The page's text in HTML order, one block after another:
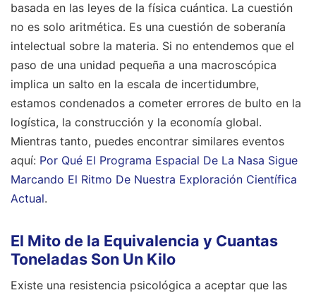
basada en las leyes de la física cuántica. La cuestión
no es solo aritmética. Es una cuestión de soberanía
intelectual sobre la materia. Si no entendemos que el
paso de una unidad pequeña a una macroscópica
implica un salto en la escala de incertidumbre,
estamos condenados a cometer errores de bulto en la
logística, la construcción y la economía global.
Mientras tanto, puedes encontrar similares eventos
aquí: Por Qué El Programa Espacial De La Nasa Sigue
Marcando El Ritmo De Nuestra Exploración Científica
Actual.
El Mito de la Equivalencia y Cuantas
Toneladas Son Un Kilo
Existe una resistencia psicológica a aceptar que las